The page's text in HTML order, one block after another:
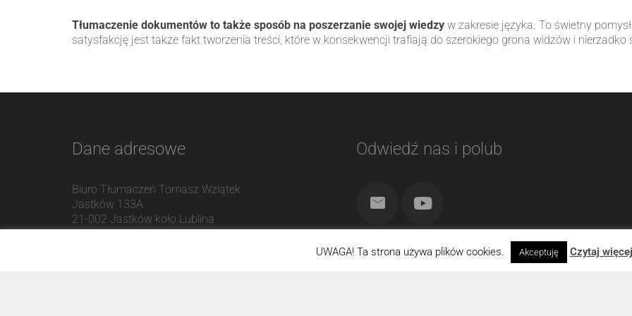
Tłumaczenie dokumentów to także sposób na poszerzanie swojej wiedzy w zakresie języka. To świetny
satysfakcję jest także fakt tworzenia treści, które w konsekwencji trafiają do szerokiego grona widzów i nierzadko
Dane adresowe
Biuro Tłumaczeń Tomasz Wziątek
Jastków 133A
21-002 Jastków koło Lublina
e-mail:biuro@wziatektlumaczenia-lublin.pl
Odwiedź nas i polub
UWAGA! Ta strona używa plików cookies. Akceptuję Czytaj więcej